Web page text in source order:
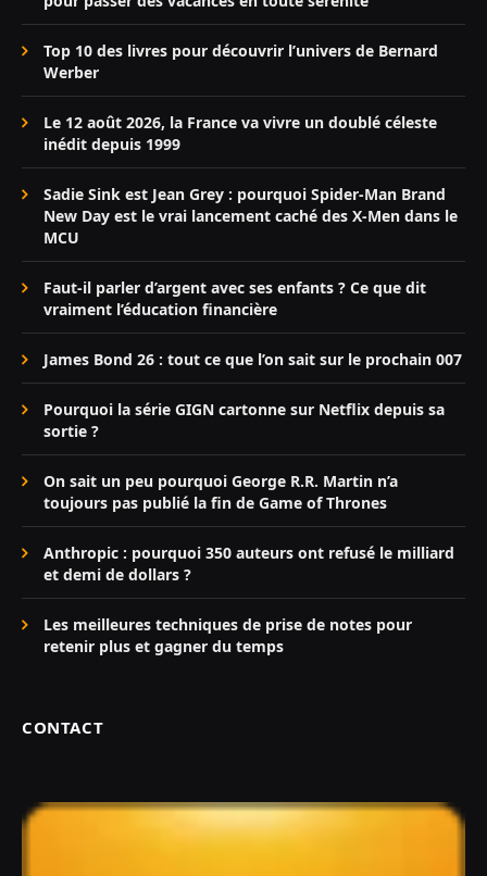
Top 10 des livres pour découvrir l’univers de Bernard
Werber
Le 12 août 2026, la France va vivre un doublé céleste
inédit depuis 1999
Sadie Sink est Jean Grey : pourquoi Spider-Man Brand
New Day est le vrai lancement caché des X-Men dans le
MCU
Faut-il parler d’argent avec ses enfants ? Ce que dit
vraiment l’éducation financière
James Bond 26 : tout ce que l’on sait sur le prochain 007
Pourquoi la série GIGN cartonne sur Netflix depuis sa
sortie ?
On sait un peu pourquoi George R.R. Martin n’a
toujours pas publié la fin de Game of Thrones
Anthropic : pourquoi 350 auteurs ont refusé le milliard
et demi de dollars ?
Les meilleures techniques de prise de notes pour
retenir plus et gagner du temps
CONTACT